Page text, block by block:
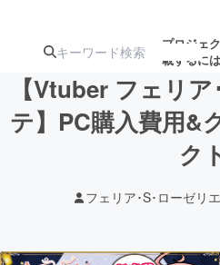
プロジェ
載するには
注目の新着プロ
【Vtuber フェリ
テ】PC購入費用&
ク
フェリア･S･ローゼリ